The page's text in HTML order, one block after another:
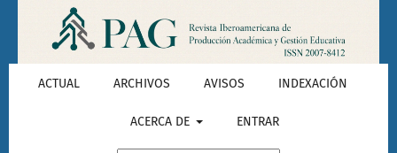
ACTUAL ARCHIVOS AVISOS INDEXACIÓN
ACERCA DE ENTRAR